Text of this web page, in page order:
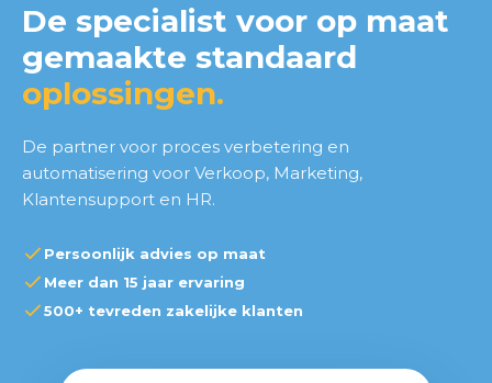
De specialist voor op maat
gemaakte standaard
oplossingen.
De partner voor proces verbetering en
automatisering voor Verkoop, Marketing,
Klantensupport en HR.
Persoonlijk advies op maat
Meer dan 15 jaar ervaring
500+ tevreden zakelijke klanten
CRM Training
De inhoud van de training
Veelgestelde vragen